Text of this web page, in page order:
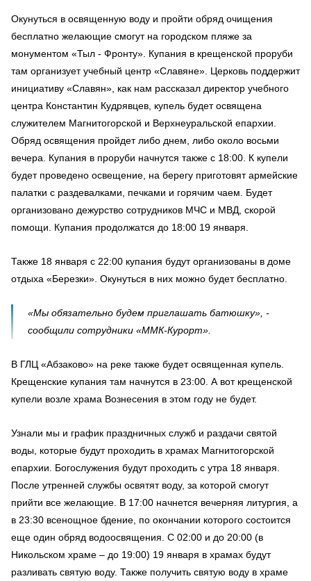
Окунуться в освященную воду и пройти обряд очищения
бесплатно желающие смогут на городском пляже за
монументом «Тыл - Фронту». Купания в крещенской проруби
там организует учебный центр «Славяне». Церковь поддержит
инициативу «Славян», как нам рассказал директор учебного
центра Константин Кудрявцев, купель будет освящена
служителем Магнитогорской и Верхнеуральской епархии.
Обряд освящения пройдет либо днем, либо около восьми
вечера. Купания в проруби начнутся также с 18:00. К купели
будет проведено освещение, на берегу приготовят армейские
палатки с раздевалками, печками и горячим чаем. Будет
организовано дежурство сотрудников МЧС и МВД, скорой
помощи. Купания продолжатся до 18:00 19 января.
Также 18 января с 22:00 купания будут организованы в доме
отдыха «Березки». Окунуться в них можно будет бесплатно.
«Мы обязательно будем приглашать батюшку», -
сообщили сотрудники «ММК-Курорт».
В ГЛЦ «Абзаково» на реке также будет освященная купель.
Крещенские купания там начнутся в 23:00. А вот крещенской
купели возле храма Вознесения в этом году не будет.
Узнали мы и график праздничных служб и раздачи святой
воды, которые будут проходить в храмах Магнитогорской
епархии. Богослужения будут проходить с утра 18 января.
После утренней службы освятят воду, за которой смогут
прийти все желающие. В 17:00 начнется вечерняя литургия, а
в 23:30 всенощное бдение, по окончании которого состоится
еще один обряд водоосвящения. С 02:00 и до 20:00 (в
Никольском храме – до 19:00) 19 января в храмах будут
разливать святую воду. Также получить святую воду в храме